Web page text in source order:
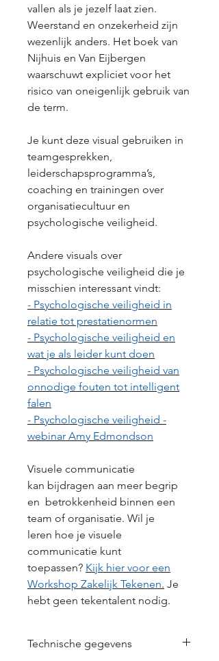
vallen als je jezelf laat zien.
Weerstand en onzekerheid zijn
wezenlijk anders. Het boek van
Nijhuis en Van Eijbergen
waarschuwt expliciet voor het
risico van oneigenlijk gebruik van
de term.
Je kunt deze visual gebruiken in
teamgesprekken,
leiderschapsprogramma’s,
coaching en trainingen over
organisatiecultuur en
psychologische veiligheid.
Andere visuals over
psychologische veiligheid die je
misschien interessant vindt:
- Psychologische veiligheid in
relatie tot prestatienormen
- Psychologische veiligheid en
wat je als leider kunt doen
- Psychologische veiligheid van
onnodige fouten tot intelligent
falen
- Psychologische veiligheid -
webinar Amy Edmondson
Visuele communicatie
kan bijdragen aan meer begrip
en betrokkenheid binnen een
team of organisatie. Wil je
leren hoe je visuele
communicatie kunt
toepassen? Kijk hier voor een
Workshop Zakelijk Tekenen. Je
hebt geen tekentalent nodig.
Technische gegevens